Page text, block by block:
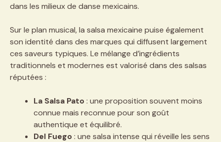
dans les milieux de danse mexicains.
Sur le plan musical, la salsa mexicaine puise également
son identité dans des marques qui diffusent largement
ces saveurs typiques. Le mélange d’ingrédients
traditionnels et modernes est valorisé dans des salsas
réputées :
La Salsa Pato: une proposition souvent moins
connue mais reconnue pour son goût
authentique et équilibré.
Del Fuego: une salsa intense qui réveille les sens